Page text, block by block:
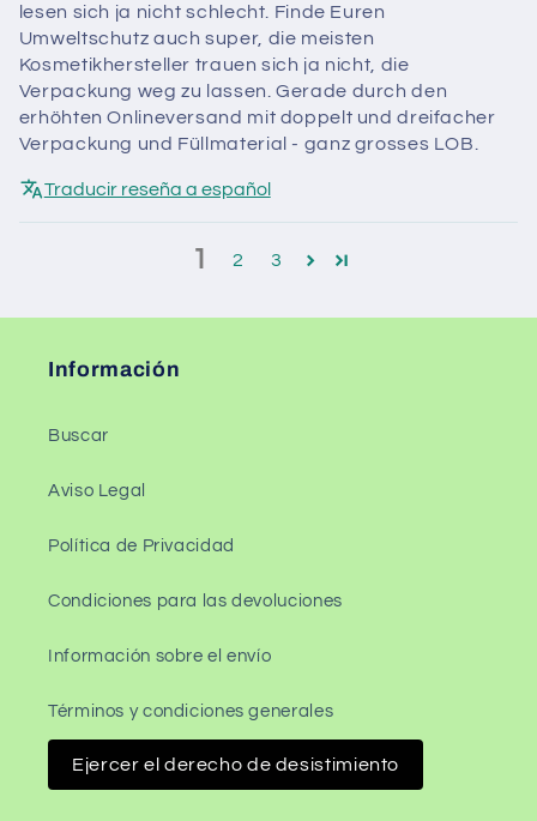
lesen sich ja nicht schlecht. Finde Euren
Umweltschutz auch super, die meisten
Kosmetikhersteller trauen sich ja nicht, die
Verpackung weg zu lassen. Gerade durch den
erhöhten Onlineversand mit doppelt und dreifacher
Verpackung und Füllmaterial - ganz grosses LOB.
Traducir reseña a español
1 2 3
Información
Buscar
Aviso Legal
Política de Privacidad
Condiciones para las devoluciones
Información sobre el envío
Términos y condiciones generales
Ejercer el derecho de desistimiento